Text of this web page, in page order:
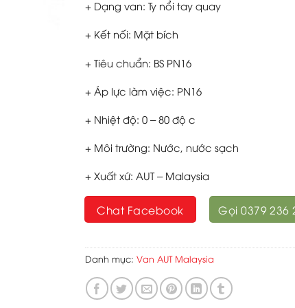
+ Dạng van: Ty nổi tay quay
+ Kết nối: Mặt bích
+ Tiêu chuẩn: BS PN16
+ Áp lực làm việc: PN16
+ Nhiệt độ: 0 – 80 độ c
+ Môi trường: Nước, nước sạch
+ Xuất xứ: AUT – Malaysia
Chat Facebook Gọi 0379 236
Danh mục: Van AUT Malaysia